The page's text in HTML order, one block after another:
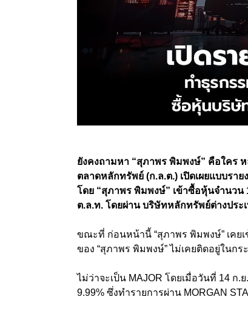
ยังคงถามหา “สุภาพร พิมพงษ์” คือใคร
ตลาดหลักทรัพย์ (ก.ล.ต.) เปิดเผยแบบรา
โดย “สุภาพร พิมพงษ์” เข้าซื้อหุ้นจำนวน
ต.ล.ท. โดยผ่าน บริษัทหลักทรัพย์ต่างประ
ขณะที่ ก่อนหน้านี้ “สุภาพร พิมพงษ์” เคย
ของ “สุภาพร พิมพงษ์” ไม่เคยติดอยู่ในก
ไม่ว่าจะเป็น MAJOR โดยเมื่อวันที่ 14 ก
9.99% ซึ่งทำรายการผ่าน MORGAN